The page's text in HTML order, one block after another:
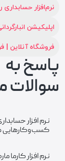
نرم‌افزار
اپلیکیشن
فروشگاه آنلاین |
پاسخ به
سوالات
نرم افزار
کسب‌وکارهایی
نرم افزار کارما